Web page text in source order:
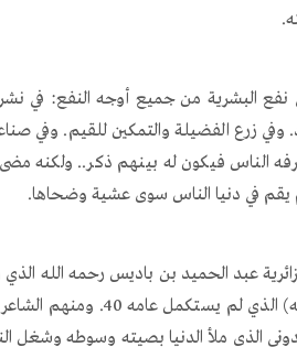
من جميع أوجه النفع: في نشر
وفي زرع الفضيلة والتمكين للقيم. وفي
الناس فيكون له بينهم ذكر.. ولكنه
يقم في دنيا الناس سوى عشية وضحاها.
عمر بن عبد العزيز (رضي